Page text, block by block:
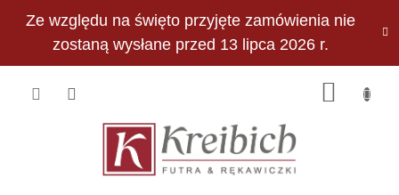
Ze względu na święto przyjęte zamówienia nie
zostaną wysłane przed 13 lipca 2026 r.
PLN